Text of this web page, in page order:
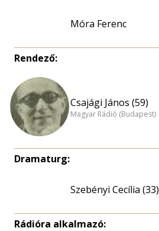
Móra Ferenc
Rendező:
Csajági János (59)
Magyar Rádió (Budapest)
Dramaturg:
Szebényi Cecília (33)
Rádióra alkalmazó: